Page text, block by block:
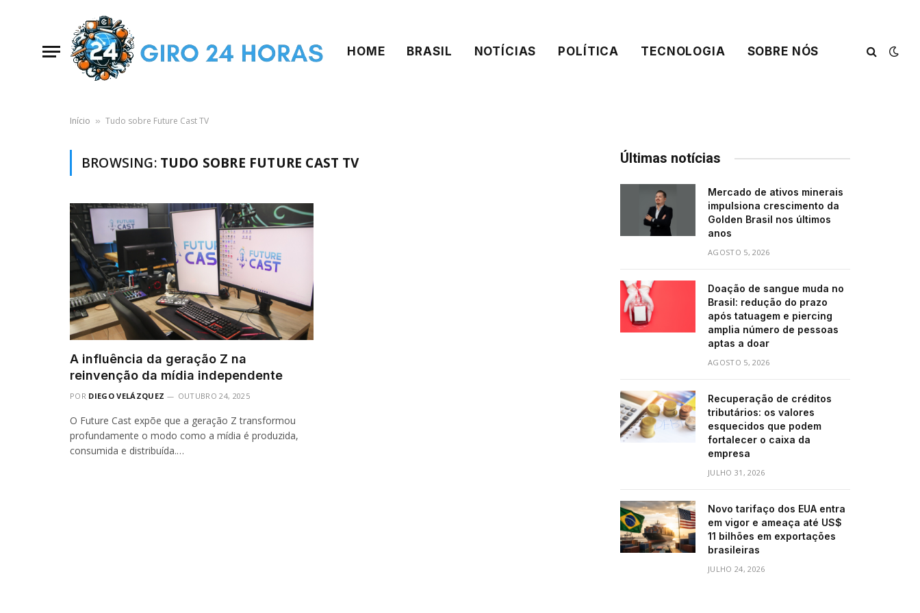
HOME BRASIL NOTÍCIAS POLÍTICA TECNOLOGIA SOBRE NÓS
Início » Tudo sobre Future Cast TV
BROWSING: TUDO SOBRE FUTURE CAST TV
A influência da geração Z na
reinvenção da mídia independente
POR DIEGO VELÁZQUEZ OUTUBRO 24, 2025
O Future Cast expõe que a geração Z transformou
profundamente o modo como a mídia é produzida,
consumida e distribuída.…
Últimas notícias
Mercado de ativos minerais
impulsiona crescimento da
Golden Brasil nos últimos
anos
AGOSTO 5, 2026
Doação de sangue muda no
Brasil: redução do prazo
após tatuagem e piercing
amplia número de pessoas
aptas a doar
AGOSTO 5, 2026
Recuperação de créditos
tributários: os valores
esquecidos que podem
fortalecer o caixa da
empresa
JULHO 31, 2026
Novo tarifaço dos EUA entra
em vigor e ameaça até US$
11 bilhões em exportações
brasileiras
JULHO 24, 2026